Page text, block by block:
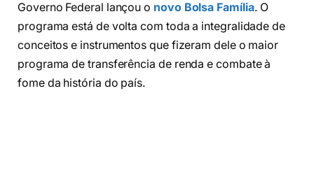
Governo Federal lançou o novo Bolsa Família. O
programa está de volta com toda a integralidade de
conceitos e instrumentos que fizeram dele o maior
programa de transferência de renda e combate à
fome da história do país.